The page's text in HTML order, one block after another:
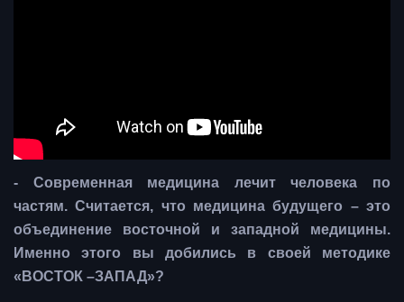
- Современная медицина лечит человека по
частям. Считается, что медицина будущего – это
объединение восточной и западной медицины.
Именно этого вы добились в своей методике
«ВОСТОК –ЗАПАД»?